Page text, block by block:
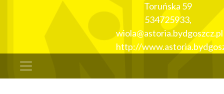
Toruńska 59
534725933,
wiola@astoria.bydgoszcz.pl
http://